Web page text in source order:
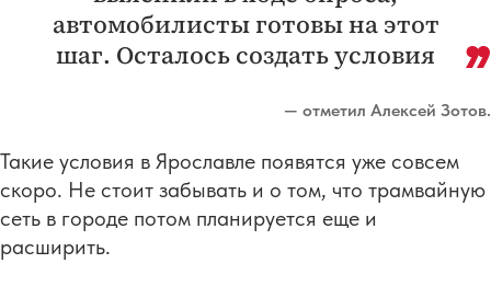
автомобилисты готовы на этот
шаг. Осталось создать условия
— отметил Алексей Зотов.
Такие условия в Ярославле появятся уже совсем
скоро. Не стоит забывать и о том, что трамвайную
сеть в городе потом планируется еще и
расширить.